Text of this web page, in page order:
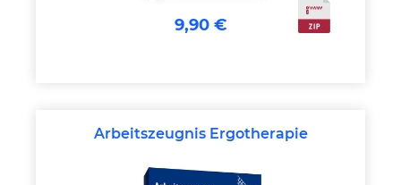
9,90 €
Arbeitszeugnis Ergotherapie